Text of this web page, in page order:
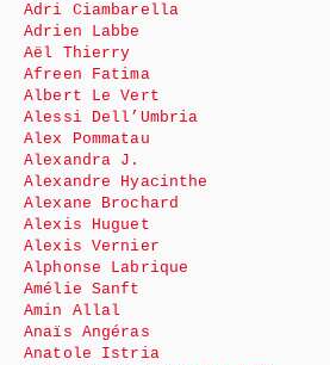
Adri Ciambarella
Adrien Labbe
Aël Thierry
Afreen Fatima
Albert Le Vert
Alessi Dell’Umbria
Alex Pommatau
Alexandra J.
Alexandre Hyacinthe
Alexane Brochard
Alexis Huguet
Alexis Vernier
Alphonse Labrique
Amélie Sanft
Amin Allal
Anaïs Angéras
Anatole Istria